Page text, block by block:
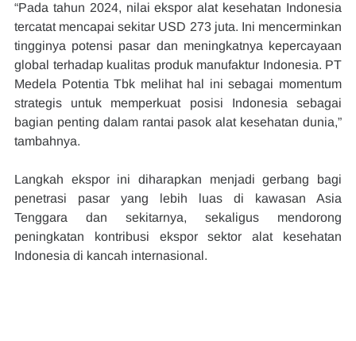
“Pada tahun 2024, nilai ekspor alat kesehatan Indonesia
tercatat mencapai sekitar USD 273 juta. Ini mencerminkan
tingginya potensi pasar dan meningkatnya kepercayaan
global terhadap kualitas produk manufaktur Indonesia. PT
Medela Potentia Tbk melihat hal ini sebagai momentum
strategis untuk memperkuat posisi Indonesia sebagai
bagian penting dalam rantai pasok alat kesehatan dunia,”
tambahnya.
Langkah ekspor ini diharapkan menjadi gerbang bagi
penetrasi pasar yang lebih luas di kawasan Asia
Tenggara dan sekitarnya, sekaligus mendorong
peningkatan kontribusi ekspor sektor alat kesehatan
Indonesia di kancah internasional.